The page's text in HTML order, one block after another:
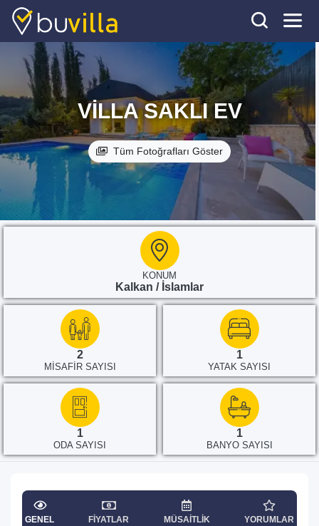
VILLA SAKLI EV
Tüm Fotoğrafları Göster
KONUM
Kalkan / İslamlar
2
MISAFIR SAYISI
1
YATAK SAYISI
1
ODA SAYISI
1
BANYO SAYISI
GENEL FIYATLAR MÜSAITLIK YORUMLAR